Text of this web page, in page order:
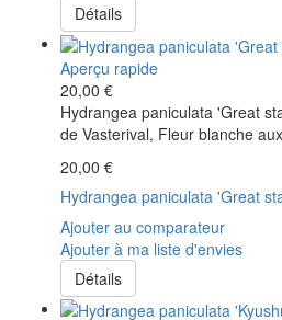
Détails
Aperçu rapide
20,00 €
Hydrangea paniculata 'Great
de Vasterival, Fleur blanche
20,00 €
Hydrangea paniculata 'Great
Ajouter au comparateur
Ajouter à ma liste d'envies
Détails